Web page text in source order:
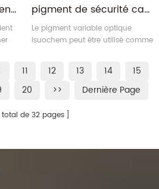
Fast Toner Lake Pigment Organique Violet 3 pour Encres pigment de sécurité caméléon variable optique de haute qualité chromashif
Le pigment variable optique
isuochem peut être utilisé comme
11 12 13 14
15
20 >> Dernière Page
de 32 pages